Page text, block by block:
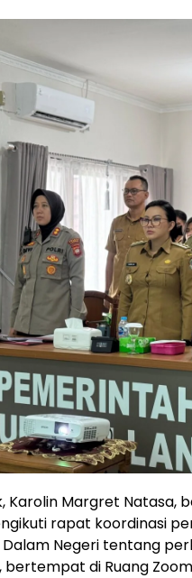
Karolin Margret Natasa,
rapat koordinasi
Negeri tentang
di Ruang